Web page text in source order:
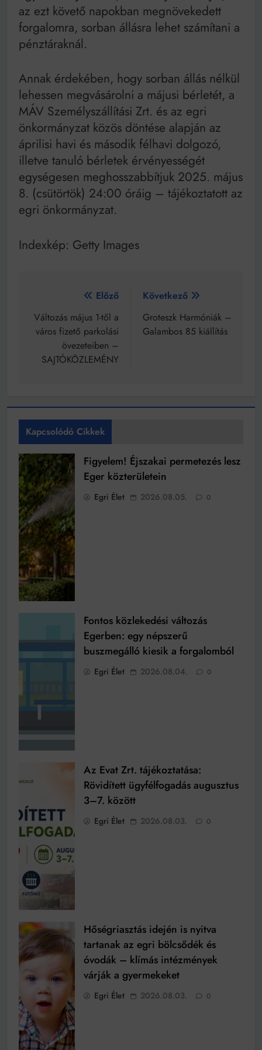
Mindenki a világot akarja uralni – de nem csak a 80-
as években
Bitumenes lapostetők: a bevált technológia akkor
működik, ha jól van felújítva
az ezt követő napokban megnövekedett
forgalomra, sorban állásra lehet számítani a
pénztáraknál.
Annak érdekében, hogy sorban állás nélkül
lehessen megvásárolni a májusi bérletét, a
MÁV Személyszállítási Zrt. és az egri
önkormányzat közös döntése alapján az
áprilisi havi és második félhavi dolgozó,
illetve tanuló bérletek érvényességét
egységesen meghosszabbítjuk 2025. május
8. (csütörtök) 24:00 óráig – tájékoztatott az
egri önkormányzat.
Indexkép: Getty Images
Bejegyzés
navigáció
Előző
Változás május 1-től a
város fizető parkolási
övezeteiben –
SAJTÓKÖZLEMÉNY
Következő
Groteszk Harmóniák –
Galambos 85 kiállítás
Kapcsolódó Cikkek
Figyelem! Éjszakai permetezés lesz
Eger közterületein
Egri Élet 2026.08.05. 0
Fontos közlekedési változás
Egerben: egy népszerű
buszmegálló kiesik a forgalomból
Egri Élet 2026.08.04. 0
Az Evat Zrt. tájékoztatása:
Rövidített ügyfélfogadás augusztus
3–7. között
Egri Élet 2026.08.03. 0
Hőségriasztás idején is nyitva
tartanak az egri bölcsődék és
óvodák – klímás intézmények
várják a gyermekeket
Egri Élet 2026.08.03. 0